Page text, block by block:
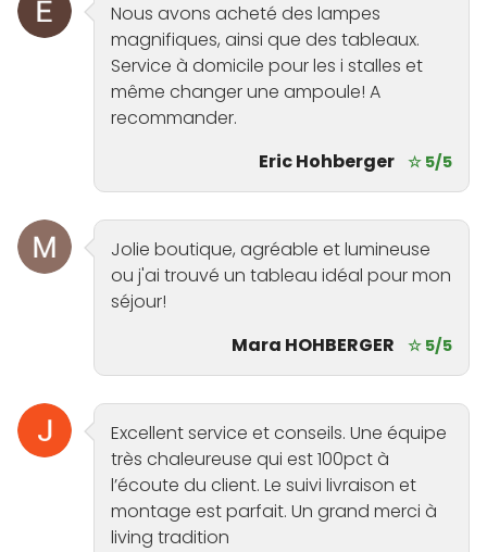
Nous avons acheté des lampes
magnifiques, ainsi que des tableaux.
Service à domicile pour les i stalles et
même changer une ampoule! A
recommander.
Eric Hohberger ☆ 5/5
Jolie boutique, agréable et lumineuse
ou j'ai trouvé un tableau idéal pour mon
séjour!
Mara HOHBERGER
☆ 5/5
Excellent service et conseils. Une équipe
très chaleureuse qui est 100pct à
l’écoute du client. Le suivi livraison et
montage est parfait. Un grand merci à
living tradition